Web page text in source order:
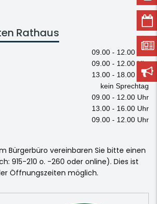
Rathaus
09.00 - 12.00 Uhr
09.00 - 12.00 Uhr
13.00 - 18.00 Uhr
kein Sprechtag
09.00 - 12.00 Uhr
13.00 - 16.00 Uhr
09.00 - 12.00 Uhr
Bürgerbüro vereinbaren Sie bitte einen
915-210 o. -260 oder online). Dies ist
Öffnungszeiten möglich.